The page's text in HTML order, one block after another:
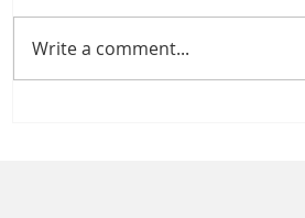
Write a comment...